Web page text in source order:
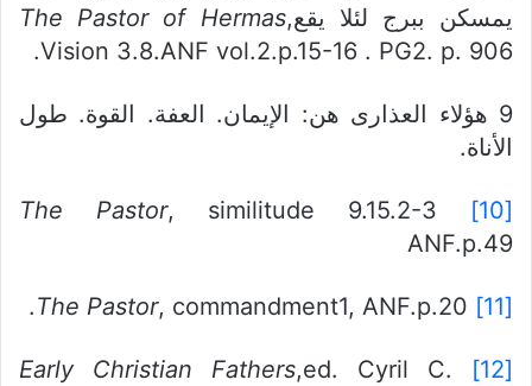
يمسكن ببرج لئلا يقع The Pastor of Hermas,
Vision 3.8.ANF vol.2.p.15-16 . PG2. p. 906.
9 هؤلاء العذارى هن: الإيمان. العفة. القوة. طول
الأناة.
[10]
The Pastor, similitude 9.15.2-3
ANF.p.49
[11]
The Pastor, commandment1, ANF.p.20.
[12]
Early Christian Fathers,ed. Cyril C.